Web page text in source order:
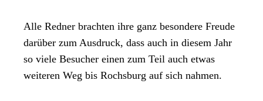
Alle Redner brachten ihre ganz besondere Freude
darüber zum Ausdruck, dass auch in diesem Jahr
so viele Besucher einen zum Teil auch etwas
weiteren Weg bis Rochsburg auf sich nahmen.